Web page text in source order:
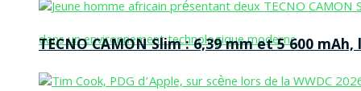
TECNO CAMON Slim : 6,39 mm et 5 600